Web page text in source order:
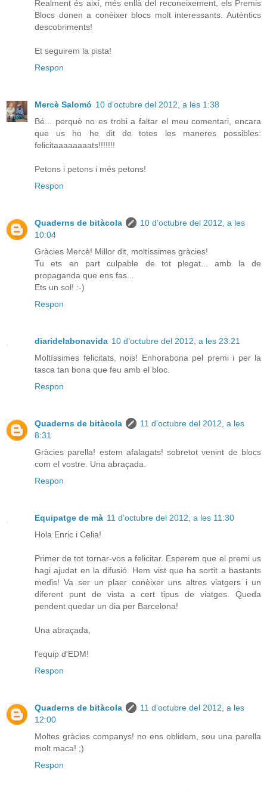
Realment és així, més enllà del reconeixement, els Premis
Blocs donen a conèixer blocs molt interessants. Autèntics
descobriments!
Et seguirem la pista!
Respon
Mercè Salomó 10 d’octubre del 2012, a les 1:38
Bé... perquè no es trobi a faltar el meu comentari, encara
que us ho he dit de totes les maneres possibles:
felicitaaaaaaaats!!!!!!!
Petons i petons i més petons!
Respon
Quaderns de bitàcola
10 d’octubre del 2012, a les
10:04
Gràcies Mercè! Millor dit, moltíssimes gràcies!
Tu ets en part culpable de tot plegat... amb la de
propaganda que ens fas...
Ets un sol! :-)
Respon
diaridelabonavida 10 d’octubre del 2012, a les 23:21
Moltíssimes felicitats, nois! Enhorabona pel premi i per la
tasca tan bona que feu amb el bloc.
Respon
Quaderns de bitàcola
11 d’octubre del 2012, a les
8:31
Gràcies parella! estem afalagats! sobretot venint de blocs
com el vostre. Una abraçada.
Respon
Equipatge de mà 11 d’octubre del 2012, a les 11:30
Hola Enric i Celia!
Primer de tot tornar-vos a felicitar. Esperem que el premi us
hagi ajudat en la difusió. Hem vist que ha sortit a bastants
medis! Va ser un plaer conèixer uns altres viatgers i un
diferent punt de vista a cert tipus de viatges. Queda
pendent quedar un dia per Barcelona!
Una abraçada,
l'equip d'EDM!
Respon
Quaderns de bitàcola
11 d’octubre del 2012, a les
12:00
Moltes gràcies companys! no ens oblidem, sou una parella
molt maca! ;)
Respon